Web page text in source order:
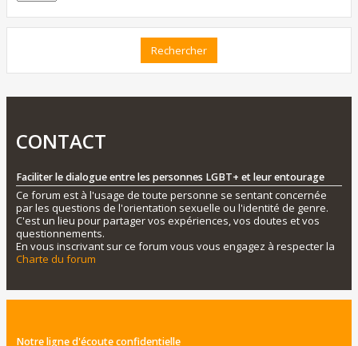
CONTACT
Faciliter le dialogue entre les personnes LGBT+ et leur entourage
Ce forum est à l'usage de toute personne se sentant concernée
par les questions de l'orientation sexuelle ou l'identité de genre.
C'est un lieu pour partager vos expériences, vos doutes et vos
questionnements.
En vous inscrivant sur ce forum vous vous engagez à respecter la
Charte du forum
Notre ligne d'écoute confidentielle